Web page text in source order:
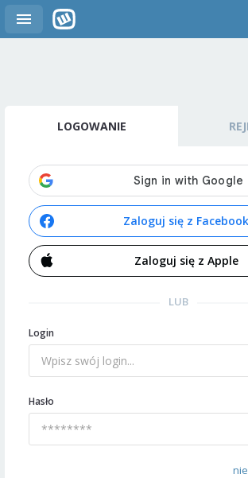
LOGOWANIE
Zaloguj się z Facebook
Zaloguj się z Apple
LUB
Login
Hasło